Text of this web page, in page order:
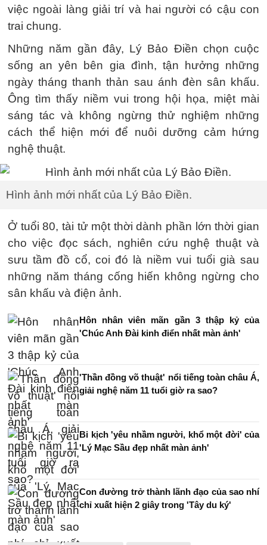
việc ngoài làng giải trí và hai người có cậu con
trai chung.
Những năm gần đây, Lý Bảo Điền chọn cuộc
sống an yên bên gia đình, tận hưởng những
ngày tháng thanh thản sau ánh đèn sân khấu.
Ông tìm thấy niềm vui trong hội họa, miệt mài
sáng tác và không ngừng thử nghiệm những
cách thể hiện mới để nuôi dưỡng cảm hứng
nghệ thuật.
Hình ảnh mới nhất của Lý Bảo Điền.
Ở tuổi 80, tài tử một thời dành phần lớn thời gian
cho việc đọc sách, nghiên cứu nghệ thuật và
sưu tầm đồ cổ, coi đó là niềm vui tuổi già sau
những năm tháng cống hiến không ngừng cho
sân khấu và điện ảnh.
Hôn nhân viên mãn gần 3 thập kỷ của
'Chúc Anh Đài kinh điển nhất màn ảnh'
'Thần đồng võ thuật' nổi tiếng toàn châu Á,
giải nghệ năm 11 tuổi giờ ra sao?
Bi kịch 'yêu nhầm người, khổ một đời' của
'Lý Mạc Sầu đẹp nhất màn ảnh'
Con đường trở thành lãnh đạo của sao nhí
chỉ xuất hiện 2 giây trong 'Tây du ký'